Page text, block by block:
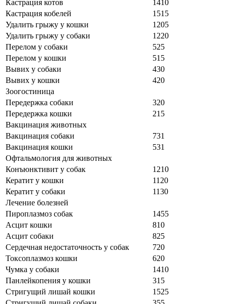
Кастрация котов
1410
Кастрация кобелей
1515
Удалить грыжу у кошки
1205
Удалить грыжу у собаки
1220
Перелом у собаки
525
Перелом у кошки
515
Вывих у собаки
430
Вывих у кошки
420
Зоогостиница
Передержка собаки
320
Передержка кошки
215
Вакцинация животных
Вакцинация собаки
731
Вакцинация кошки
531
Офтальмология для животных
Конъюнктивит у собак
1210
Кератит у кошки
1120
Кератит у собаки
1130
Лечение болезней
Пироплазмоз собак
1455
Асцит кошки
810
Асцит собаки
825
Сердечная недостаточность у собак
720
Токсоплазмоз кошки
620
Чумка у собаки
1410
Панлейкопения у кошки
315
Стригущий лишай кошки
1525